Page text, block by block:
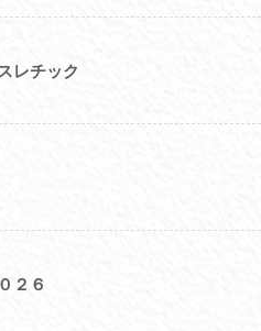
レチック
２６